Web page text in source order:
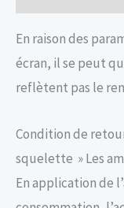
En raison des
écran, il se peut
reflètent pas le
Condition de
squelette » Les
En application de